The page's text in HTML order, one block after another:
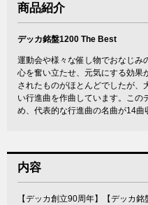
商品紹介
デッカ銘盤1200 The Best
運動会や様々な催し物でおなじみ
心を奮い立たせ、元気にする効果
されたものがほとんどでしたが、
い行進曲を作曲しています。この
め、代表的な行進曲の名曲が14曲
内容
【デッカ創立90周年】【デッカ